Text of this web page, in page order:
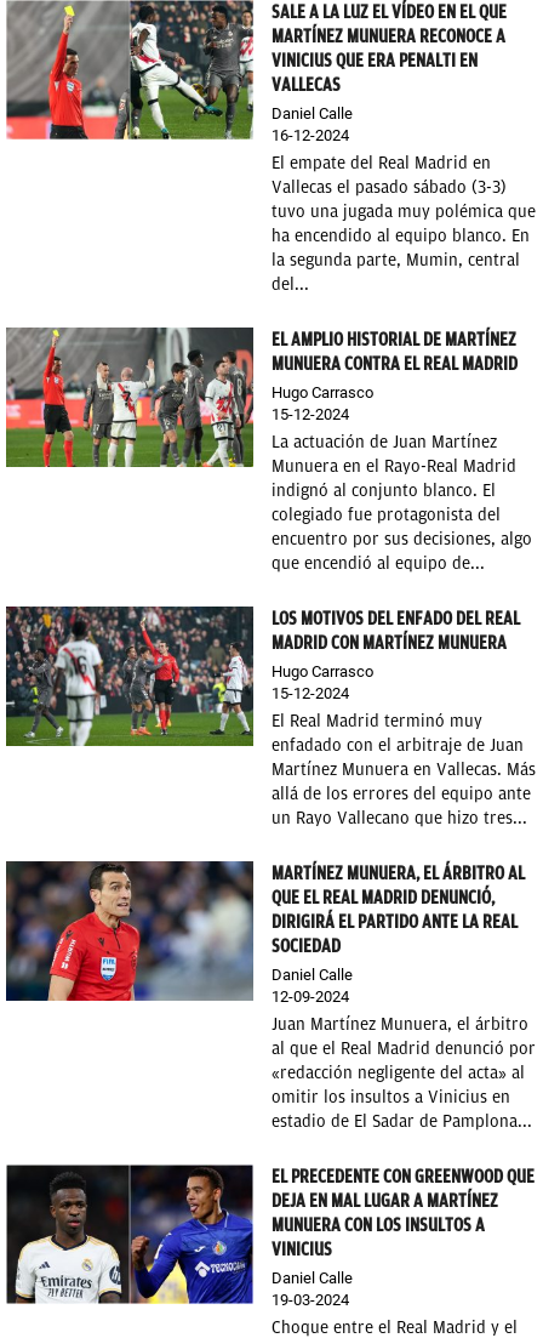
SALE A LA LUZ EL VÍDEO EN EL QUE
MARTÍNEZ MUNUERA RECONOCE A
VINICIUS QUE ERA PENALTI EN
VALLECAS
Daniel Calle
16-12-2024
El empate del Real Madrid en
Vallecas el pasado sábado (3-3)
tuvo una jugada muy polémica que
ha encendido al equipo blanco. En
la segunda parte, Mumin, central
del...
EL AMPLIO HISTORIAL DE MARTÍNEZ
MUNUERA CONTRA EL REAL MADRID
Hugo Carrasco
15-12-2024
La actuación de Juan Martínez
Munuera en el Rayo-Real Madrid
indignó al conjunto blanco. El
colegiado fue protagonista del
encuentro por sus decisiones, algo
que encendió al equipo de...
LOS MOTIVOS DEL ENFADO DEL REAL
MADRID CON MARTÍNEZ MUNUERA
Hugo Carrasco
15-12-2024
El Real Madrid terminó muy
enfadado con el arbitraje de Juan
Martínez Munuera en Vallecas. Más
allá de los errores del equipo ante
un Rayo Vallecano que hizo tres...
MARTÍNEZ MUNUERA, EL ÁRBITRO AL
QUE EL REAL MADRID DENUNCIÓ,
DIRIGIRÁ EL PARTIDO ANTE LA REAL
SOCIEDAD
Daniel Calle
12-09-2024
Juan Martínez Munuera, el árbitro
al que el Real Madrid denunció por
«redacción negligente del acta» al
omitir los insultos a Vinicius en
estadio de El Sadar de Pamplona...
EL PRECEDENTE CON GREENWOOD QUE
DEJA EN MAL LUGAR A MARTÍNEZ
MUNUERA CON LOS INSULTOS A
VINICIUS
Daniel Calle
19-03-2024
Choque entre el Real Madrid y el